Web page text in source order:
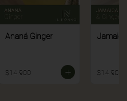
Ananá Ginger
$14.900 $14.900